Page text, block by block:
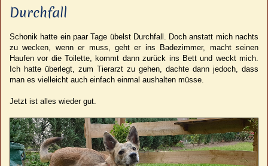
Durchfall
Schonik hatte ein paar Tage übelst Durchfall. Doch anstatt mich nachts
zu wecken, wenn er muss, geht er ins Badezimmer, macht seinen
Haufen vor die Toilette, kommt dann zurück ins Bett und weckt mich.
Ich hatte überlegt, zum Tierarzt zu gehen, dachte dann jedoch, dass
man es vielleicht auch einfach einmal aushalten müsse.
Jetzt ist alles wieder gut.